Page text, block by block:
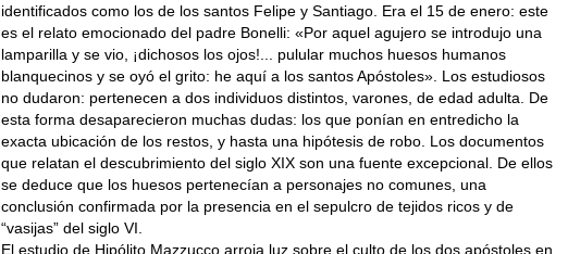
identificados como los de los santos Felipe y Santiago. Era el 15 de enero: este
es el relato emocionado del padre Bonelli: «Por aquel agujero se introdujo una
lamparilla y se vio, ¡dichosos los ojos!... pulular muchos huesos humanos
blanquecinos y se oyó el grito: he aquí a los santos Apóstoles». Los estudiosos
no dudaron: pertenecen a dos individuos distintos, varones, de edad adulta. De
esta forma desaparecieron muchas dudas: los que ponían en entredicho la
exacta ubicación de los restos, y hasta una hipótesis de robo. Los documentos
que relatan el descubrimiento del siglo XIX son una fuente excepcional. De ellos
se deduce que los huesos pertenecían a personajes no comunes, una
conclusión confirmada por la presencia en el sepulcro de tejidos ricos y de
“vasijas” del siglo VI.
El estudio de Hipólito Mazzucco arroja luz sobre el culto de los dos apóstoles en